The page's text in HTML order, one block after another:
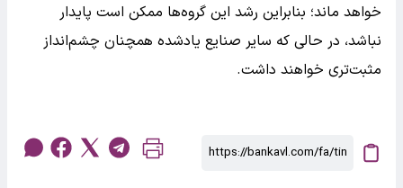
خواهد ماند؛ بنابراین رشد این گروه‌ها ممکن است پایدار
نباشد، در حالی که سایر صنایع یادشده همچنان چشم‌انداز
مثبت‌تری خواهند داشت.